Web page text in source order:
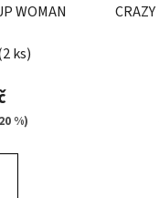
WOMAN
ks)
%)